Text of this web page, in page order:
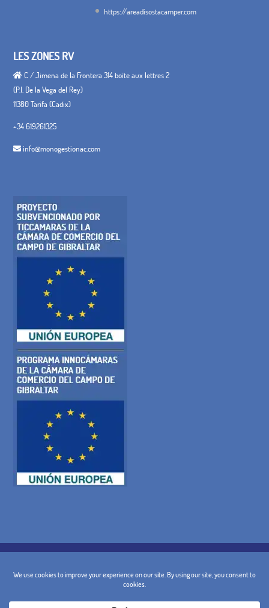
https://areadisostacamper.com
LES ZONES RV
C / Jimena de la Frontera 314 boîte aux lettres 2
(P.I. De la Vega del Rey)
11380 Tarifa (Cadix)
+34 619261325
info@monogestionac.com
AVIS JURIDIQUE
TERMES ET CONDITIONS GÉNÉRALES
POLITIQUE D'ANNULATION